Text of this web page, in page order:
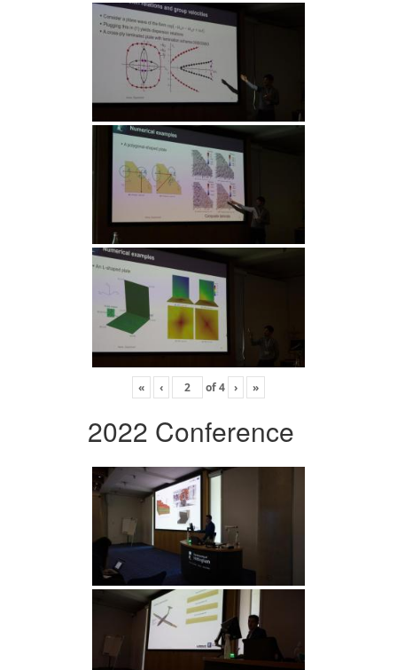
« ‹ of4 › »
2022 Conference